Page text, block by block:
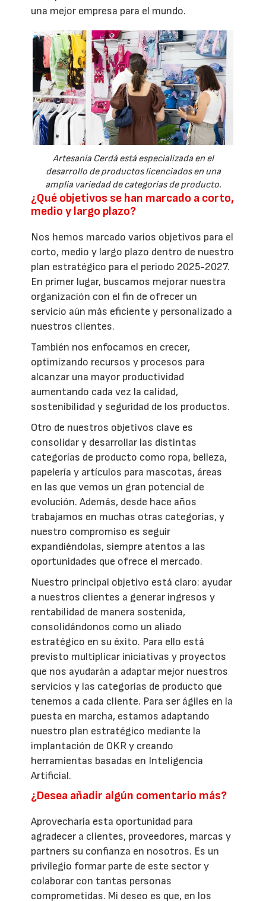
una mejor empresa para el mundo.
Artesanía Cerdá está especializada en el
desarrollo de productos licenciados en una
amplia variedad de categorías de producto.
¿Qué objetivos se han marcado a corto,
medio y largo plazo?
Nos hemos marcado varios objetivos para el
corto, medio y largo plazo dentro de nuestro
plan estratégico para el periodo 2025-2027.
En primer lugar, buscamos mejorar nuestra
organización con el fin de ofrecer un
servicio aún más eficiente y personalizado a
nuestros clientes.
También nos enfocamos en crecer,
optimizando recursos y procesos para
alcanzar una mayor productividad
aumentando cada vez la calidad,
sostenibilidad y seguridad de los productos.
Otro de nuestros objetivos clave es
consolidar y desarrollar las distintas
categorías de producto como ropa, belleza,
papelería y artículos para mascotas, áreas
en las que vemos un gran potencial de
evolución. Además, desde hace años
trabajamos en muchas otras categorías, y
nuestro compromiso es seguir
expandiéndolas, siempre atentos a las
oportunidades que ofrece el mercado.
Nuestro principal objetivo está claro: ayudar
a nuestros clientes a generar ingresos y
rentabilidad de manera sostenida,
consolidándonos como un aliado
estratégico en su éxito. Para ello está
previsto multiplicar iniciativas y proyectos
que nos ayudarán a adaptar mejor nuestros
servicios y las categorías de producto que
tenemos a cada cliente. Para ser ágiles en la
puesta en marcha, estamos adaptando
nuestro plan estratégico mediante la
implantación de OKR y creando
herramientas basadas en Inteligencia
Artificial.
¿Desea añadir algún comentario más?
Aprovecharía esta oportunidad para
agradecer a clientes, proveedores, marcas y
partners su confianza en nosotros. Es un
privilegio formar parte de este sector y
colaborar con tantas personas
comprometidas. Mi deseo es que, en los